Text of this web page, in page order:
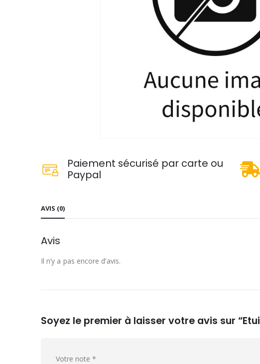
Paiement sécurisé par carte ou
Paypal
AVIS (0)
Avis
Il n’y a pas encore d’avis.
Soyez le premier à laisser votre avis sur
Votre note *